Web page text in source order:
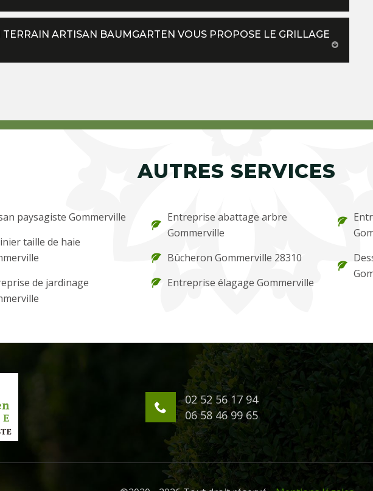
ARTISAN BAUMGARTEN VOUS PROPOSE LE GRILLAGE
AUTRES SERVICES
paysagiste Gommerville
taille de haie
de jardinage
Entreprise abattage arbre
Gommerville
Bûcheron Gommerville 28310
Entreprise élagage Gommerville
02 52 56 17 94
06 58 46 99 65